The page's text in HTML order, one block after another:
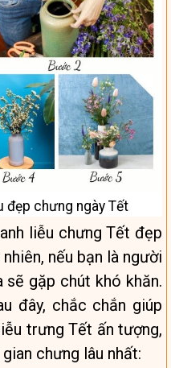
đẹp chưng ngày Tết
liễu chưng Tết đẹp
nếu bạn là người
gặp chút khó khăn.
đây, chắc chắn giúp
trưng Tết ấn tượng,
chưng lâu nhất: